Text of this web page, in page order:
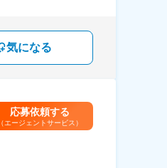
気になる
応募依頼する
（エージェントサービス）